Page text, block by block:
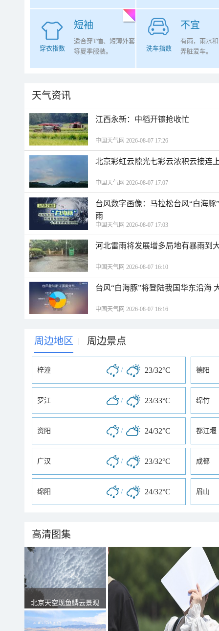
短袖
穿衣指数
适合穿T恤、短薄外套
等夏季服装。
不宜
洗车指数
有雨，雨水
弄脏爱车。
天气资讯
江西永新：中稻开镰抢收忙
中国天气网 2026-08-07 17:26
北京彩虹云隙光七彩云浓积云接连
中国天气网 2026-08-07 17:07
台风数字画像：马拉松台风“白海
雨
中国天气网 2026-08-07 17:03
河北雷雨将发展增多局地有暴雨到
中国天气网 2026-08-07 16:10
台风“白海豚”将登陆我国华东沿海
中国天气网 2026-08-07 16:16
周边地区 | 周边景点
梓潼 / 23/32°C 德阳
罗江 / 23/33°C 绵竹
资阳 / 24/32°C 都江堰
广汉 / 23/32°C 成都
绵阳 / 24/32°C 眉山
高清图集
北京天空现鱼鳞云景观